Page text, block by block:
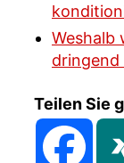
Weshalb
dringend
Teilen Sie